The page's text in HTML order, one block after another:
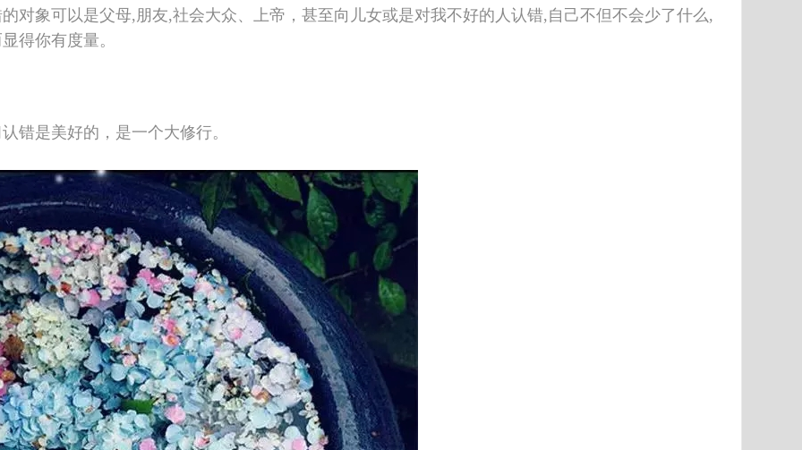
对象可以是父母,朋友,社会大众、上帝，甚至向儿女或是对我不好的人认错,自己不但不会少了什么,
得你有度量。
错是美好的，是一个大修行。